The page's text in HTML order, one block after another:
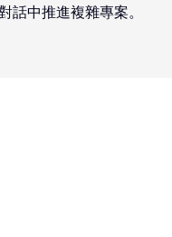
話中推進複雜專案。